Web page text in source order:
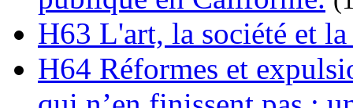
H63 L'art, la société et
H64 Réformes et